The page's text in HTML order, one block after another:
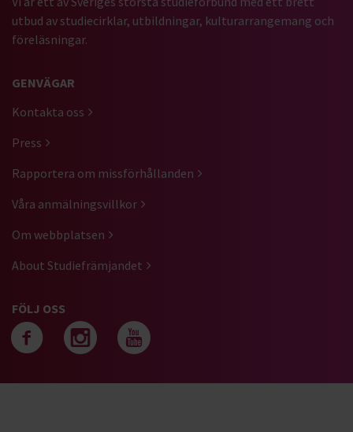
utbud av studiecirklar, utbildningar, kulturarrangemang och
föreläsningar.
GENVÄGAR
Kontakta oss
Press
Rapportera om missförhållanden
Våra anmälningsvillkor
Om webbplatsen
About Studiefrämjandet
FÖLJ OSS
Följ oss på facebook
Följ oss på
Följ oss på